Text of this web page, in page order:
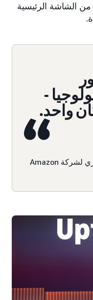
الشاشة الرئيسية
-
واحد.
، المدير الإداري لشركة Amazon